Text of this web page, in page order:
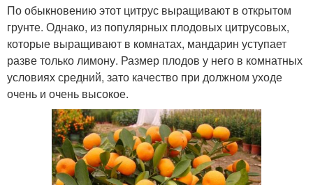
По обыкновению этот цитрус выращивают в открытом
грунте. Однако, из популярных плодовых цитрусовых,
которые выращивают в комнатах, мандарин уступает
разве только лимону. Размер плодов у него в комнатных
условиях средний, зато качество при должном уходе
очень и очень высокое.